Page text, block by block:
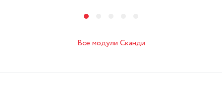
Все модули Сканди